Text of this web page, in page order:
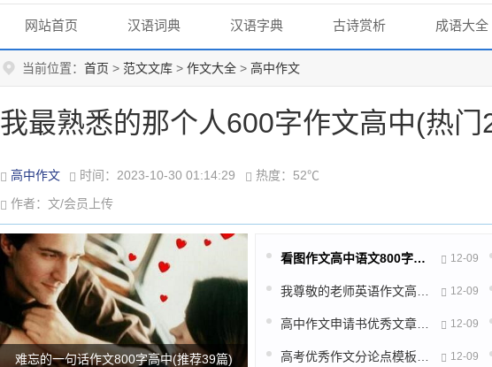
网站首页 汉语词典 汉语字典 古诗赏析 成语大全
当前位置： 首页 > 范文文库 > 作文大全 > 高中作文
我最熟悉的那个人600字作文高中(热门
高中作文 时间：2023-10-30 01:14:29
热度：52℃
作者：文/会员上传
难忘的一句话作文800字高中(推荐39篇)
看图作文高中语文800字(通用50篇) 12-09
12-09
12-09
12-09